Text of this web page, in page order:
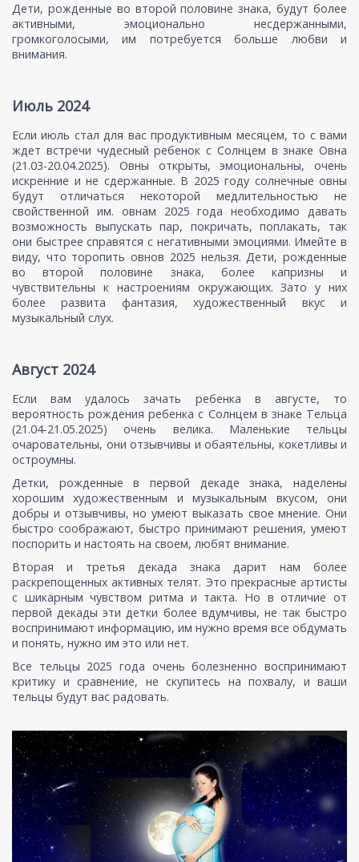
Дети, рожденные во второй половине знака, будут более
активными, эмоционально несдержанными,
громкоголосыми, им потребуется больше любви и
внимания.
Июль 2024
Если июль стал для вас продуктивным месяцем, то с вами
ждет встречи чудесный ребенок с Солнцем в знаке Овна
(21.03-20.04.2025). Овны открыты, эмоциональны, очень
искренние и не сдержанные. В 2025 году солнечные овны
будут отличаться некоторой медлительностью не
свойственной им. овнам 2025 года необходимо давать
возможность выпускать пар, покричать, поплакать, так
они быстрее справятся с негативными эмоциями. Имейте в
виду, что торопить овнов 2025 нельзя. Дети, рожденные
во второй половине знака, более капризны и
чувствительны к настроениям окружающих. Зато у них
более развита фантазия, художественный вкус и
музыкальный слух.
Август 2024
Если вам удалось зачать ребенка в августе, то
вероятность рождения ребенка с Солнцем в знаке Тельца
(21.04-21.05.2025) очень велика. Маленькие тельцы
очаровательны, они отзывчивы и обаятельны, кокетливы и
остроумны.
Детки, рожденные в первой декаде знака, наделены
хорошим художественным и музыкальным вкусом, они
добры и отзывчивы, но умеют выказать свое мнение. Они
быстро соображают, быстро принимают решения, умеют
поспорить и настоять на своем, любят внимание.
Вторая и третья декада знака дарит нам более
раскрепощенных активных телят. Это прекрасные артисты
с шикарным чувством ритма и такта. Но в отличие от
первой декады эти детки более вдумчивы, не так быстро
воспринимают информацию, им нужно время все обдумать
и понять, нужно им это или нет.
Все тельцы 2025 года очень болезненно воспринимают
критику и сравнение, не скупитесь на похвалу, и ваши
тельцы будут вас радовать.